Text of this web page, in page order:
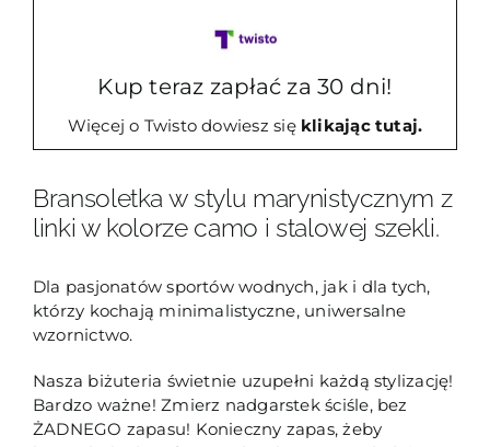
3
Kup teraz zapłać za 30 dni!
Więcej o Twisto dowiesz się klikając tutaj.
Bransoletka w stylu marynistycznym z
linki w kolorze camo i stalowej szekli.
Dla pasjonatów sportów wodnych, jak i dla tych,
którzy kochają minimalistyczne, uniwersalne
wzornictwo.
Nasza biżuteria świetnie uzupełni każdą stylizację!
Bardzo ważne! Zmierz nadgarstek ściśle, bez
ŻADNEGO zapasu! Konieczny zapas, żeby